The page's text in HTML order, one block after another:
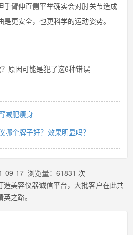
手臂伸直侧平举确实会对肘关节造成
更安全，也更科学的运动姿势。
减肥瘦身
哪个牌子好？效果明显吗？
09-17 浏览量： 61831 次
造美容仪器诚信平台，大批客户在此共
之路。